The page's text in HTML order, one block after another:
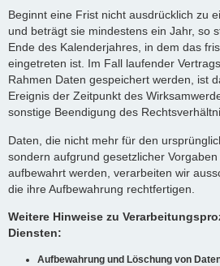
Beginnt eine Frist nicht ausdrücklich zu
und beträgt sie mindestens ein Jahr, so
Ende des Kalenderjahres, in dem das
eingetreten ist. Im Fall laufender
Rahmen Daten gespeichert werden, ist
Ereignis der Zeitpunkt des
sonstige Beendigung des
Daten, die nicht mehr für den
sondern aufgrund gesetzlicher
aufbewahrt werden, verarbeiten wir
die ihre Aufbewahrung rechtfertigen.
Weitere Hinweise zu
Diensten:
Aufbewahrung und Löschung von